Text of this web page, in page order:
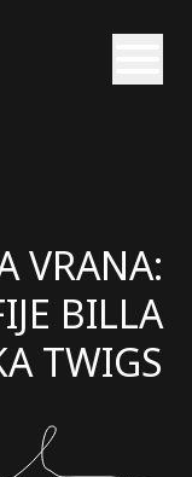
VRANA:
BILLA
TWIGS